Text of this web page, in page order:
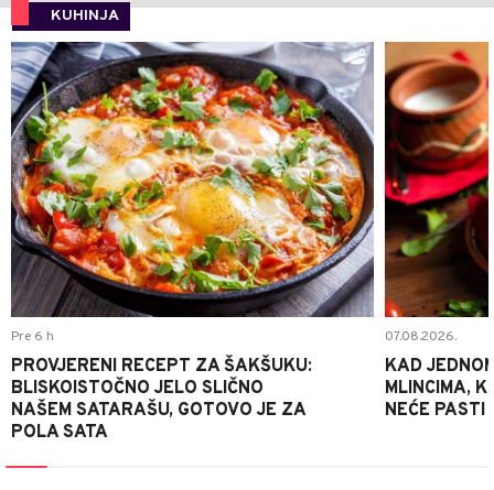
KUHINJA
0
Pre 6 h
PROVJERENI RECEPT ZA ŠAKŠUKU:
BLISKOISTOČNO JELO SLIČNO
NAŠEM SATARAŠU, GOTOVO JE ZA
POLA SATA
07.08.2026.
KAD
MLINCIMA,
NEĆE PASTI